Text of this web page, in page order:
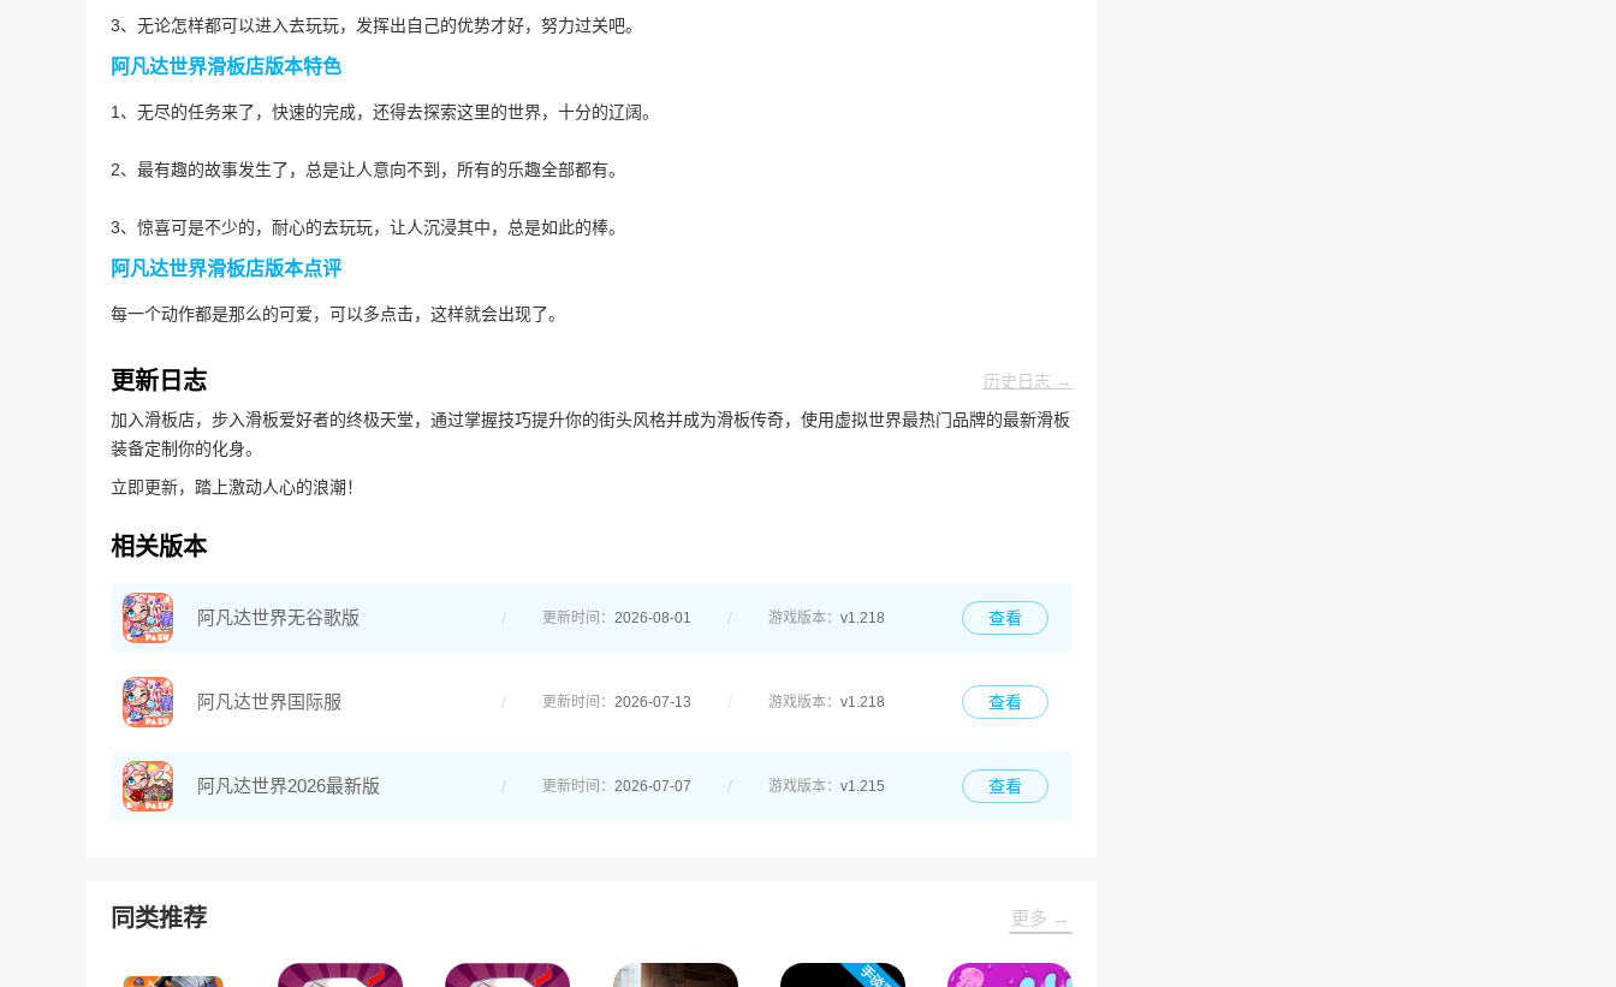
3、无论怎样都可以进入去玩玩，发挥出自己的优势才好，努力过关吧。
阿凡达世界滑板店版本特色
1、无尽的任务来了，快速的完成，还得去探索这里的世界，十分的辽阔。
2、最有趣的故事发生了，总是让人意向不到，所有的乐趣全部都有。
3、惊喜可是不少的，耐心的去玩玩，让人沉浸其中，总是如此的棒。
阿凡达世界滑板店版本点评
每一个动作都是那么的可爱，可以多点击，这样就会出现了。
更新日志
历史日志 →
加入滑板店，步入滑板爱好者的终极天堂，通过掌握技巧提升你的街头风格并成为滑板传奇，使用虚拟世界最热门品牌的最新滑板
装备定制你的化身。
立即更新，踏上激动人心的浪潮！
相关版本
阿凡达世界无谷歌版 更新时间： 2026-08-01 游戏版本： v1.218 查看
阿凡达世界国际服 更新时间： 2026-07-13 游戏版本： v1.218 查看
阿凡达世界2026最新版 更新时间： 2026-07-07 游戏版本： v1.215 查看
同类推荐 更多 →